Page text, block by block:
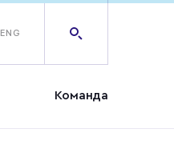
ENG
Команда